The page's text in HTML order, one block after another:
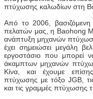
πτύχωσης καλωδίων στη
Από το 2006, βασιζόμενη
πελατών μας, η Baohong
ανάπτυξη μηχανών
έχει σημειώσει μεγάλη
εργοστάσιο που μπορεί
άκαμπτων μηχανών
Κίνα, και έχουμε
πτύχωσης με τόξο JGB,
και τις γραμμές πτύχωσης